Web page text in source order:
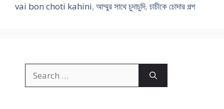
vai bon choti kahini, আম্মুর সাথে চুদাচুদি, চাচীকে চোদার গল্প
for: